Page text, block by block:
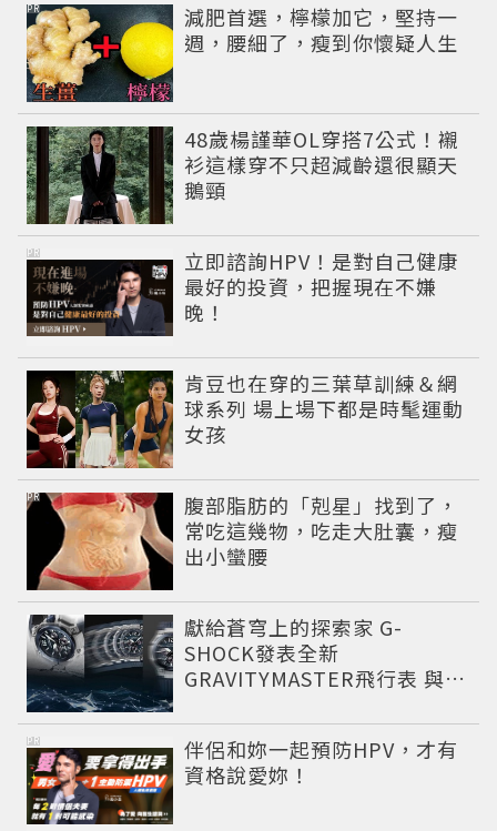
減肥首選，檸檬加它，堅持一
週，腰細了，瘦到你懷疑人生
PR
48歲楊謹華OL穿搭7公式！襯
衫這樣穿不只超減齡還很顯天
鵝頸
立即諮詢HPV！是對自己健康
最好的投資，把握現在不嫌
晚！
PR
肯豆也在穿的三葉草訓練＆網
球系列 場上場下都是時髦運動
女孩
腹部脂肪的「剋星」找到了，
常吃這幾物，吃走大肚囊，瘦
出小蠻腰
PR
獻給蒼穹上的探索家 G-
SHOCK發表全新
GRAVITYMASTER飛行表 與天
伴侶和妳一起預防HPV，才有
資格說愛妳！
PR